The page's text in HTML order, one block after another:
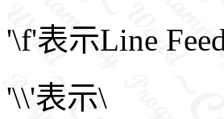
'\f'表示Line
'\\'表示\